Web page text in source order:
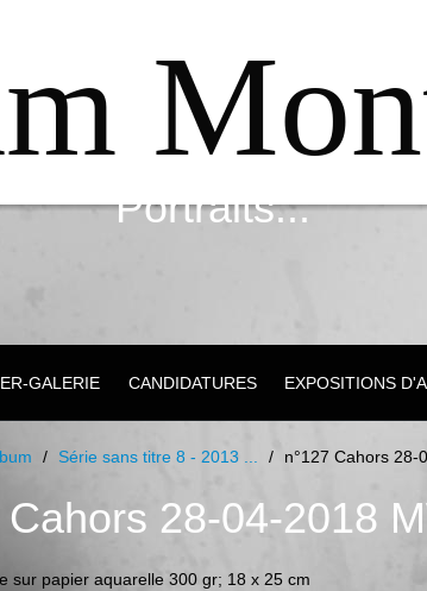
Portraits...
GALERIE CANDIDATURES EXPOSITIONS
/ Série sans titre 8 - 2013 ... / n°127 Cahors 28-
Cahors 28-04-2018
sur papier aquarelle 300 gr; 18 x 25 cm